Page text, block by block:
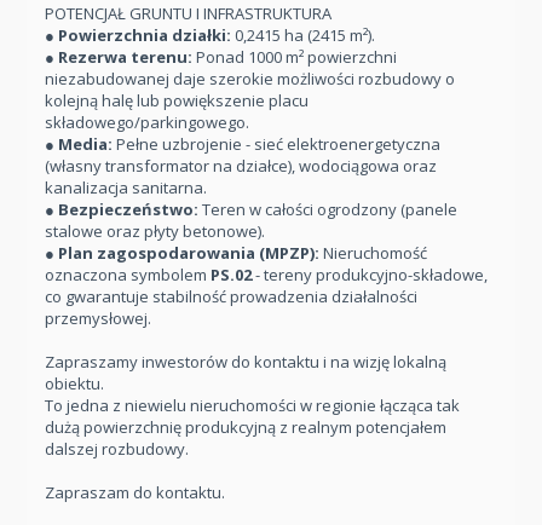
POTENCJAŁ GRUNTU I INFRASTRUKTURA
● Powierzchnia działki: 0,2415 ha (2415 m²).
● Rezerwa terenu: Ponad 1000 m² powierzchni
niezabudowanej daje szerokie możliwości rozbudowy o
kolejną halę lub powiększenie placu
składowego/parkingowego.
● Media: Pełne uzbrojenie - sieć elektroenergetyczna
(własny transformator na działce), wodociągowa oraz
kanalizacja sanitarna.
● Bezpieczeństwo: Teren w całości ogrodzony (panele
stalowe oraz płyty betonowe).
● Plan zagospodarowania (MPZP): Nieruchomość
oznaczona symbolem PS.02- tereny produkcyjno-składowe,
co gwarantuje stabilność prowadzenia działalności
przemysłowej.
Zapraszamy inwestorów do kontaktu i na wizję lokalną
obiektu.
To jedna z niewielu nieruchomości w regionie łącząca tak
dużą powierzchnię produkcyjną z realnym potencjałem
dalszej rozbudowy.
Zapraszam do kontaktu.